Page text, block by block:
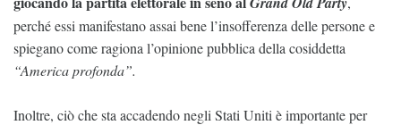
perché essi manifestano assai bene l’insofferenza delle persone e
spiegano come ragiona l’opinione pubblica della cosiddetta
“America profonda”.
Inoltre, ciò che sta accadendo negli Stati Uniti è importante per